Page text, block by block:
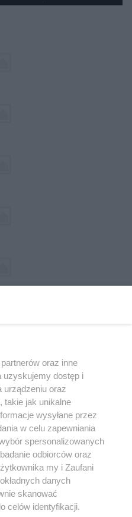
nie może być powielany i
w jakikolwiek sposób (w
na jakimkolwiek polu
z umieszczaniem w
praw. Jakiekolwiek użycie lub
części z naruszeniem prawa,
pod groźbą kary i może być
oraz inne
uzyskujemy dostęp i
urządzeniu oraz
takie jak unikalne
wysyłane przez
w celu zapewniania
spersonalizowanych
odbiorców oraz
my i Zaufani
danych
skanować
celów identyfikacji.